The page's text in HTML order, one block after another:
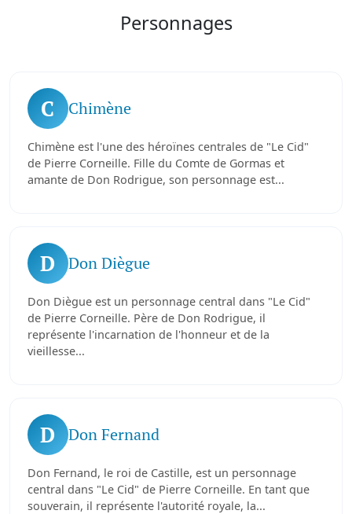
Personnages
C Chimène
Chimène est l'une des héroïnes centrales de "Le Cid"
de Pierre Corneille. Fille du Comte de Gormas et
amante de Don Rodrigue, son personnage est...
D Don Diègue
Don Diègue est un personnage central dans "Le Cid"
de Pierre Corneille. Père de Don Rodrigue, il
représente l'incarnation de l'honneur et de la
vieillesse...
D Don Fernand
Don Fernand, le roi de Castille, est un personnage
central dans "Le Cid" de Pierre Corneille. En tant que
souverain, il représente l'autorité royale, la...